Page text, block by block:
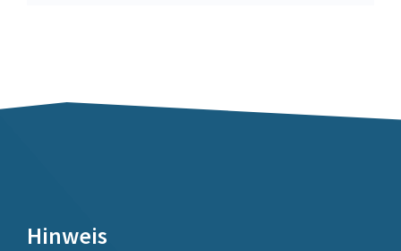
Hinweis